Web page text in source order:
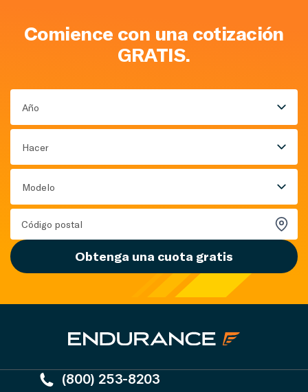
Comience con una cotización
GRATIS.
Año
Hacer
Modelo
Obtenga una cuota gratis
(800) 253-8203